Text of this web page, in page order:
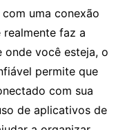
uma conexão
faz a
onde você esteja, o
permite que
com sua
de aplicativos de